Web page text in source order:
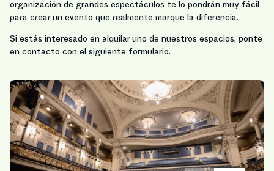
organización de grandes espectáculos te lo pondrán muy fácil
para crear un evento que realmente marque la diferencia.
Si estás interesado en alquilar uno de nuestros espacios, ponte
en contacto con el siguiente formulario.